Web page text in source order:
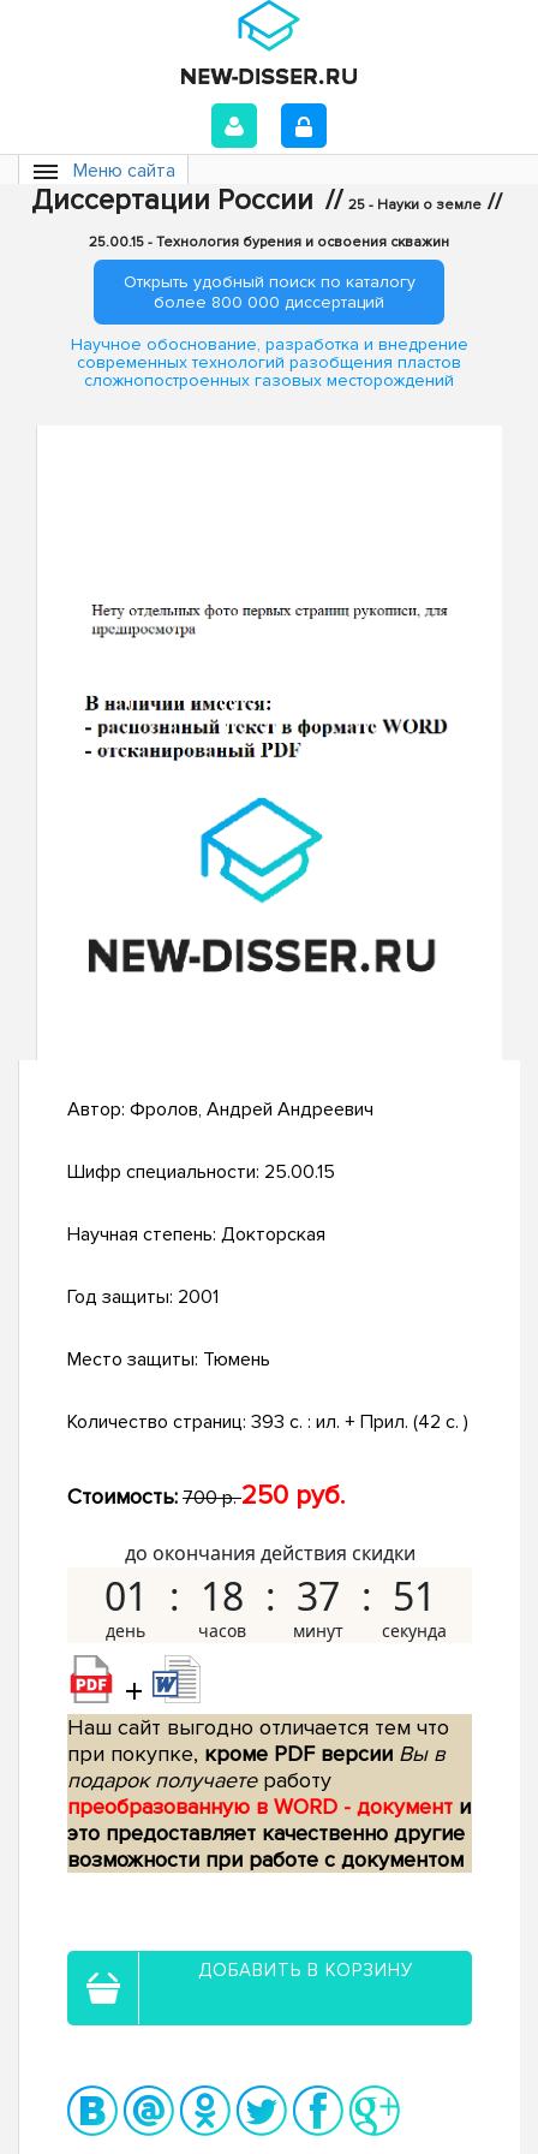
Меню сайта
Диссертации России // 25 - Науки о земле //
25.00.15 - Технология бурения и освоения скважин
Открыть удобный поиск по каталогу
более 800 000 диссертаций
Научное обоснование, разработка и внедрение
современных технологий разобщения пластов
сложнопостроенных газовых месторождений
Автор: Фролов, Андрей Андреевич
Шифр специальности: 25.00.15
Научная степень: Докторская
Год защиты: 2001
Место защиты: Тюмень
Количество страниц: 393 с. : ил. + Прил. (42 c. )
Стоимость: 700 р.250 руб.
до окончания действия скидки
01 18 37 50
+
Наш сайт выгодно отличается тем что
при покупке, кроме PDF версии Вы в
подарок получаетеработу
преобразованную в WORD - документ и
это предоставляет качественно другие
возможности при работе с документом
ДОБАВИТЬ В КОРЗИНУ